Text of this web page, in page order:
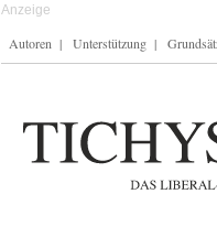
Autoren Unterstützung